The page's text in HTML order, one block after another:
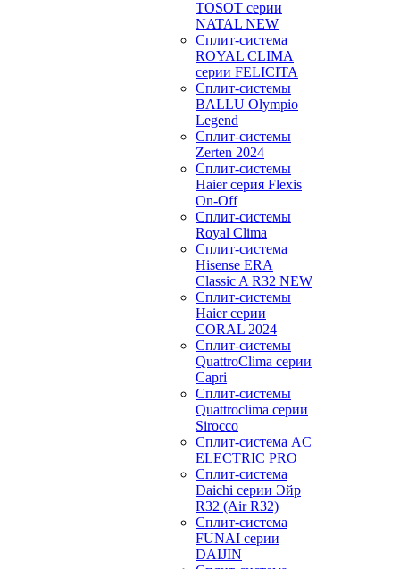
TOSOT серии
NATAL NEW
Сплит-система
ROYAL CLIMA
серии FELICITA
Сплит-системы
BALLU Olympio
Legend
Сплит-системы
Zerten 2024
Сплит-системы
Haier серия Flexis
On-Off
Сплит-системы
Royal Clima
Сплит-система
Hisense ERA
Classic A R32 NEW
Сплит-системы
Haier cерии
CORAL 2024
Сплит-системы
QuattroClima серии
Capri
Сплит-системы
Quattroclima серии
Sirocco
Сплит-система AC
ELECTRIC PRO
Сплит-система
Daichi серии Эйр
R32 (Air R32)
Сплит-система
FUNAI серии
DAIJIN